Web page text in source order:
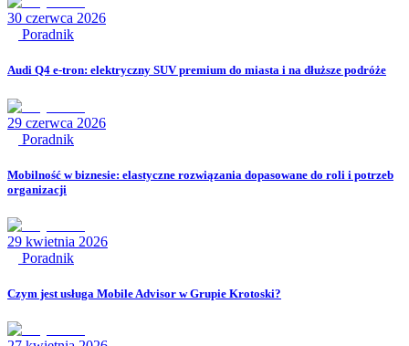
30 czerwca 2026
Poradnik
Audi Q4 e-tron: elektryczny SUV premium do miasta i na dłuższe podróże
29 czerwca 2026
Poradnik
Mobilność w biznesie: elastyczne rozwiązania dopasowane do roli i potrzeb
organizacji
29 kwietnia 2026
Poradnik
Czym jest usługa Mobile Advisor w Grupie Krotoski?